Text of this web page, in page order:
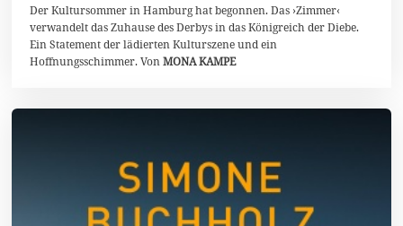
l
i
2
0
2
Der Kultursommer in Hamburg hat begonnen. Das ›Zimmer‹
verwandelt das Zuhause des Derbys in das Königreich der Diebe.
Ein Statement der lädierten Kulturszene und ein
Hoffnungsschimmer. VonMONA KAMPE